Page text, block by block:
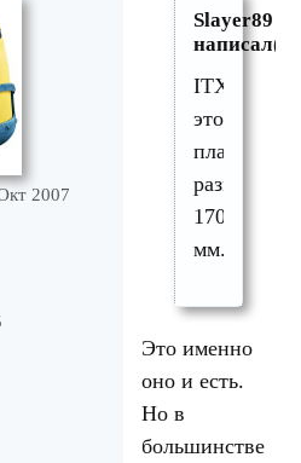
2007
Slayer89
ITX
это
плата
размером
170х170
мм.
Это именно
оно и есть.
Но в
большинстве